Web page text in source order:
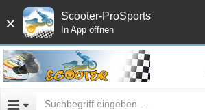
× Scooter-ProSports
In App öffnen